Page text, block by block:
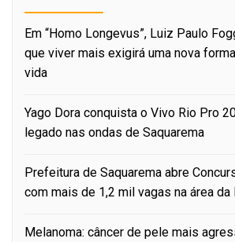
Em “Homo Longevus”, Luiz Paulo
que viver mais exigirá uma nova
vida
Yago Dora conquista o Vivo Rio Pro
legado nas ondas de Saquarema
Prefeitura de Saquarema abre
com mais de 1,2 mil vagas na área da
Melanoma: câncer de pele mais